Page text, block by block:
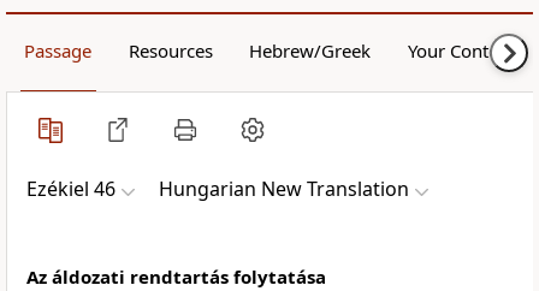
Passage Resources Hebrew/Greek Your Content
Ezékiel 46 Hungarian New Translation
Az áldozati rendtartás folytatása